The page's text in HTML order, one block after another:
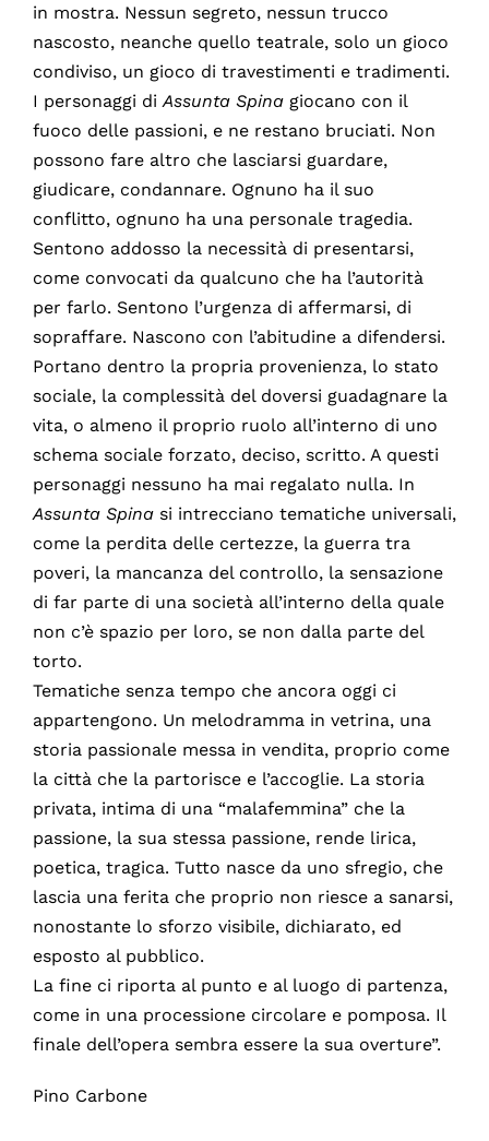
in mostra. Nessun segreto, nessun trucco
nascosto, neanche quello teatrale, solo un gioco
condiviso, un gioco di travestimenti e tradimenti.
I personaggi di Assunta Spinagiocano con il
fuoco delle passioni, e ne restano bruciati. Non
possono fare altro che lasciarsi guardare,
giudicare, condannare. Ognuno ha il suo
conflitto, ognuno ha una personale tragedia.
Sentono addosso la necessità di presentarsi,
come convocati da qualcuno che ha l’autorità
per farlo. Sentono l’urgenza di affermarsi, di
sopraffare. Nascono con l’abitudine a difendersi.
Portano dentro la propria provenienza, lo stato
sociale, la complessità del doversi guadagnare la
vita, o almeno il proprio ruolo all’interno di uno
schema sociale forzato, deciso, scritto. A questi
personaggi nessuno ha mai regalato nulla. In
Assunta Spinasi intrecciano tematiche universali,
come la perdita delle certezze, la guerra tra
poveri, la mancanza del controllo, la sensazione
di far parte di una società all’interno della quale
non c’è spazio per loro, se non dalla parte del
torto.
Tematiche senza tempo che ancora oggi ci
appartengono. Un melodramma in vetrina, una
storia passionale messa in vendita, proprio come
la città che la partorisce e l’accoglie. La storia
privata, intima di una “malafemmina” che la
passione, la sua stessa passione, rende lirica,
poetica, tragica. Tutto nasce da uno sfregio, che
lascia una ferita che proprio non riesce a sanarsi,
nonostante lo sforzo visibile, dichiarato, ed
esposto al pubblico.
La fine ci riporta al punto e al luogo di partenza,
come in una processione circolare e pomposa. Il
finale dell’opera sembra essere la sua overture”.
Pino Carbone